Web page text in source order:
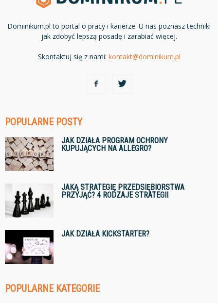
Dominikum.pl to portal o pracy i karierze. U nas poznasz techniki
jak zdobyć lepszą posadę i zarabiać więcej.
Skontaktuj się z nami: kontakt@dominikum.pl
POPULARNE POSTY
JAK DZIAŁA PROGRAM OCHRONY
KUPUJĄCYCH NA ALLEGRO?
JAKĄ STRATEGIĘ PRZEDSIĘBIORSTWA
PRZYJĄĆ? 4 RODZAJE STRATEGII
JAK DZIAŁA KICKSTARTER?
POPULARNE KATEGORIE